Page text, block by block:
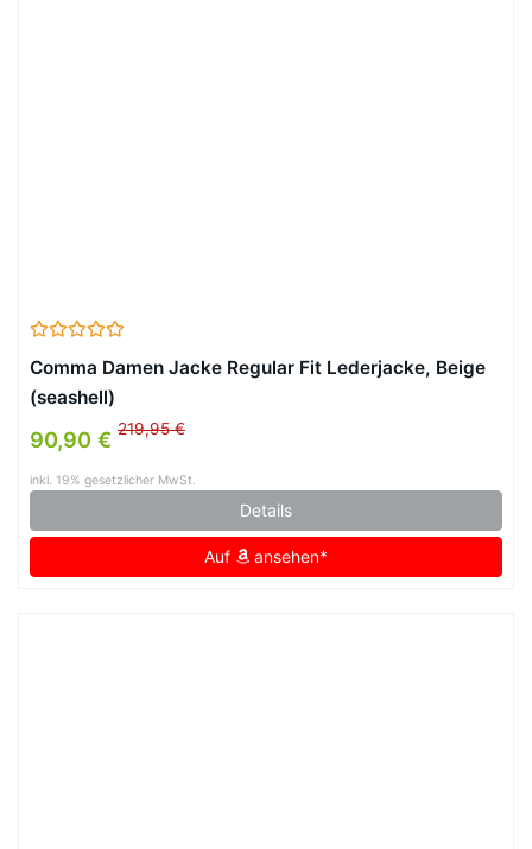
Comma Damen Jacke Regular Fit Lederjacke, Beige
(seashell)
90,90 € 219,95 €
inkl. 19% gesetzlicher MwSt.
Details
Auf ansehen*